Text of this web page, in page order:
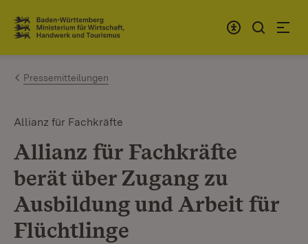
Zum Inhalt springen
Link zur Startseite
Pressemitteilungen
Allianz für Fachkräfte
Allianz für Fachkräfte
berät über Zugang zu
Ausbildung und Arbeit für
Flüchtlinge